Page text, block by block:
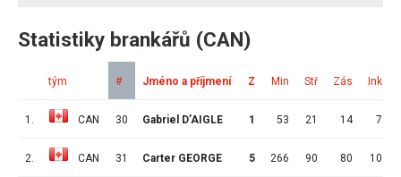
Statistiky brankářů (CAN)
tým # Jméno a příjmení Z Min Stř Zás Ink
1. CAN 30 Gabriel D’AIGLE 1 53 21 14 7
2. CAN 31 Carter GEORGE 5 266 90 80 10